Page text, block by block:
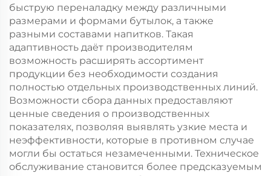
быструю переналадку между различными
размерами и формами бутылок, а также
разными составами напитков. Такая
адаптивность даёт производителям
возможность расширять ассортимент
продукции без необходимости создания
полностью отдельных производственных линий.
Возможности сбора данных предоставляют
ценные сведения о производственных
показателях, позволяя выявлять узкие места и
неэффективности, которые в противном случае
могли бы остаться незамеченными. Техническое
обслуживание становится более предсказуемым